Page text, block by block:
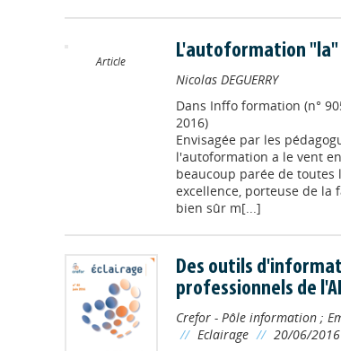
Article L'autoformation "la"
Nicolas DEGUERRY
Dans Inffo formation (n°
2016)
Envisagée par les
l'autoformation a le vent
beaucoup parée de
excellence, porteuse de la
bien sûr m[...]
Des outils
professionnels de
Crefor - Pôle information;
// Eclairage // 20/06/2016